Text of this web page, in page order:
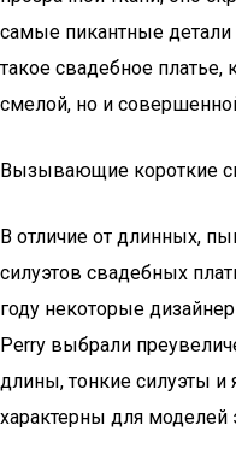
самые пикантные
такое свадебное
смелой, но и
Вызывающие короткие
В отличие от длинных,
силуэтов свадебных
году некоторые
Perry выбрали
длины, тонкие силуэты
характерны для моделей